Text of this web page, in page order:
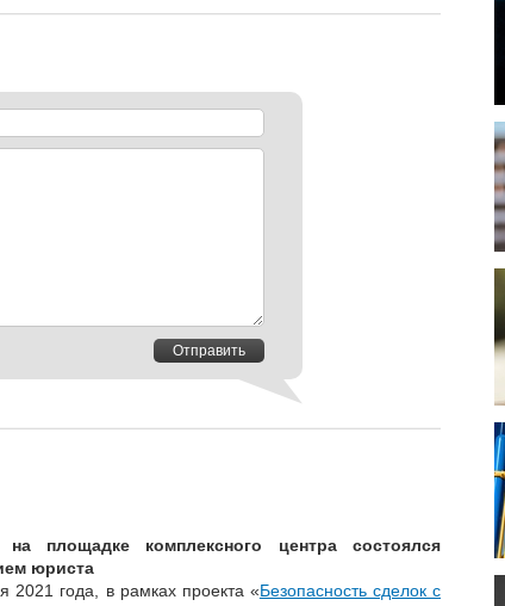
Отправить
площадке комплексного центра состоялся
юриста
2021 года, в рамках проекта «Безопасность сделок с